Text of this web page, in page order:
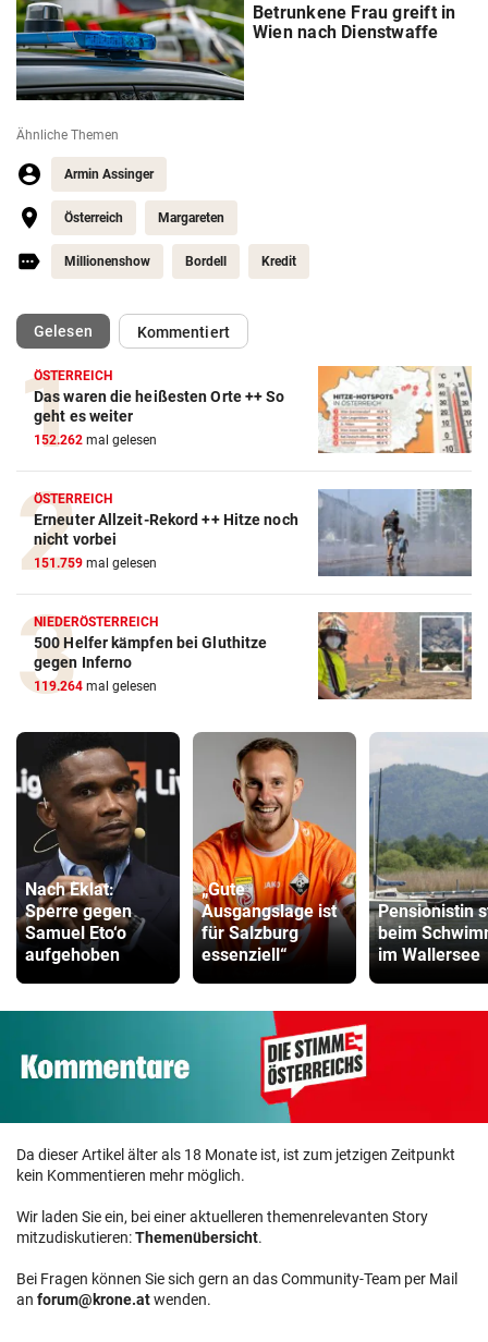
Betrunkene Frau greift in
Wien nach Dienstwaffe
Ähnliche Themen
Armin Assinger
Österreich Margareten
Millionenshow Bordell Kredit
Gelesen(ausgewählt)Kommentiert
ÖSTERREICH
Das waren die heißesten Orte ++ So
geht es weiter
152.262 mal gelesen
ÖSTERREICH
Erneuter Allzeit-Rekord ++ Hitze noch
nicht vorbei
151.759 mal gelesen
NIEDERÖSTERREICH
500 Helfer kämpfen bei Gluthitze
gegen Inferno
119.264 mal gelesen
Nach Eklat:
Sperre gegen
Samuel Eto‘o
aufgehoben
„Gute
Ausgangslage ist
für Salzburg
essenziell“
Pensionistin
beim
im Wallersee
Da dieser Artikel älter als 18 Monate ist, ist zum jetzigen Zeitpunkt
kein Kommentieren mehr möglich.
Wir laden Sie ein, bei einer aktuelleren themenrelevanten Story
mitzudiskutieren:Themenübersicht.
Bei Fragen können Sie sich gern an das Community-Team per Mail
an forum@krone.atwenden.